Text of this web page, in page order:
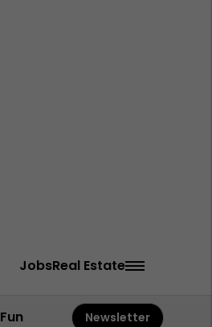
JobsReal Estate
Fun Newsletter